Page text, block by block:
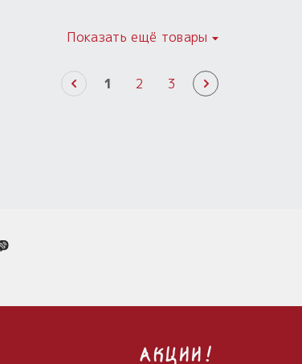
Показать ещё товары
1 2 3
Акции!